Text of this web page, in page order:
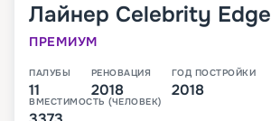
Лайнер Celebrity Edge
ПРЕМИУМ
ПАЛУБЫ
11
РЕНОВАЦИЯ
2018
ГОД ПОСТРОЙКИ
2018
ВМЕСТИМОСТЬ (ЧЕЛОВЕК)